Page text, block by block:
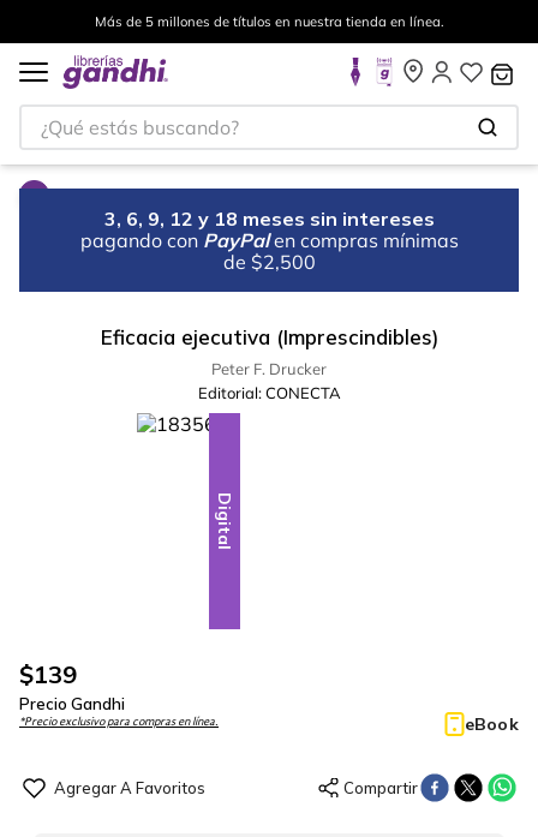
Más de 5 millones de títulos en nuestra tienda en línea.
¿Qué estás buscando?
3, 6, 9, 12 y 18 meses sin intereses
pagando con PayPal en compras mínimas
de $2,500
Eficacia ejecutiva (Imprescindibles)
Peter F. Drucker
Editorial: CONECTA
Digital
$139
Precio Gandhi
*Precio exclusivo para compras en línea. eBook